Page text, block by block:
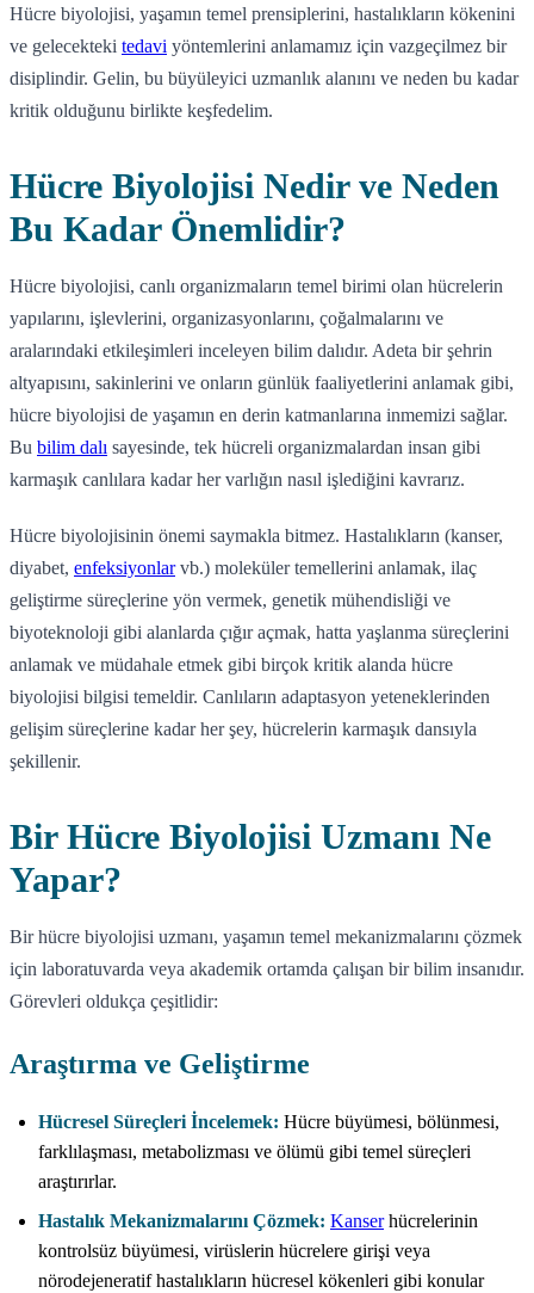
Hücre biyolojisi, yaşamın temel prensiplerini, hastalıkların kökenini
ve gelecekteki tedavi yöntemlerini anlamamız için vazgeçilmez bir
disiplindir. Gelin, bu büyüleyici uzmanlık alanını ve neden bu kadar
kritik olduğunu birlikte keşfedelim.
Hücre Biyolojisi Nedir ve Neden
Bu Kadar Önemlidir?
Hücre biyolojisi, canlı organizmaların temel birimi olan hücrelerin
yapılarını, işlevlerini, organizasyonlarını, çoğalmalarını ve
aralarındaki etkileşimleri inceleyen bilim dalıdır. Adeta bir şehrin
altyapısını, sakinlerini ve onların günlük faaliyetlerini anlamak gibi,
hücre biyolojisi de yaşamın en derin katmanlarına inmemizi sağlar.
Bu bilim dalı sayesinde, tek hücreli organizmalardan insan gibi
karmaşık canlılara kadar her varlığın nasıl işlediğini kavrarız.
Hücre biyolojisinin önemi saymakla bitmez. Hastalıkların (kanser,
diyabet, enfeksiyonlarvb.) moleküler temellerini anlamak, ilaç
geliştirme süreçlerine yön vermek, genetik mühendisliği ve
biyoteknoloji gibi alanlarda çığır açmak, hatta yaşlanma süreçlerini
anlamak ve müdahale etmek gibi birçok kritik alanda hücre
biyolojisi bilgisi temeldir. Canlıların adaptasyon yeteneklerinden
gelişim süreçlerine kadar her şey, hücrelerin karmaşık dansıyla
şekillenir.
Bir Hücre Biyolojisi Uzmanı Ne
Yapar?
Bir hücre biyolojisi uzmanı, yaşamın temel mekanizmalarını çözmek
için laboratuvarda veya akademik ortamda çalışan bir bilim insanıdır.
Görevleri oldukça çeşitlidir:
Araştırma ve Geliştirme
Hücresel Süreçleri İncelemek: Hücre büyümesi, bölünmesi,
farklılaşması, metabolizması ve ölümü gibi temel süreçleri
araştırırlar.
Hastalık Mekanizmalarını Çözmek: Kanserhücrelerinin
kontrolsüz büyümesi, virüslerin hücrelere girişi veya
nörodejeneratif hastalıkların hücresel kökenleri gibi konular